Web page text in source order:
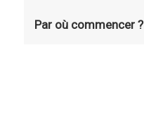
Par où commencer ?